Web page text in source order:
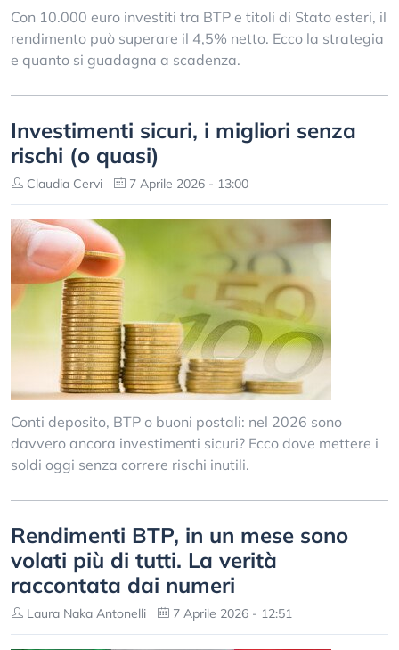
Con 10.000 euro investiti tra BTP e titoli di Stato esteri, il
rendimento può superare il 4,5% netto. Ecco la strategia
e quanto si guadagna a scadenza.
Investimenti sicuri, i migliori senza
rischi (o quasi)
Claudia Cervi 7 Aprile 2026 - 13:00
Conti deposito, BTP o buoni postali: nel 2026 sono
davvero ancora investimenti sicuri? Ecco dove mettere i
soldi oggi senza correre rischi inutili.
Rendimenti BTP, in un mese sono
volati più di tutti. La verità
raccontata dai numeri
Laura Naka Antonelli 7 Aprile 2026 - 12:51